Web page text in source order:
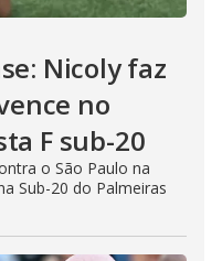
Nicoly faz
no
F sub-20
o São Paulo na
Sub-20 do Palmeiras